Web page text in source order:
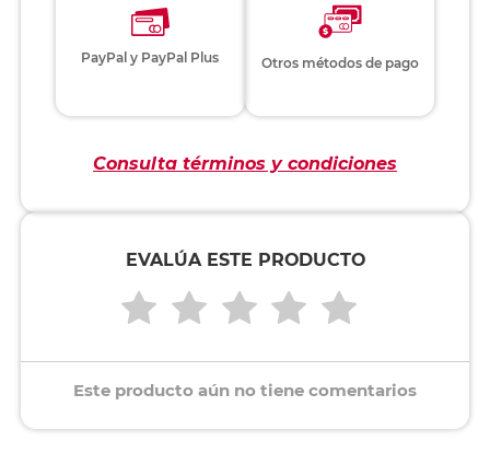
PayPal y PayPal Plus Otros métodos de pago
Consulta términos y condiciones
EVALÚA ESTE PRODUCTO
Este producto aún no tiene comentarios